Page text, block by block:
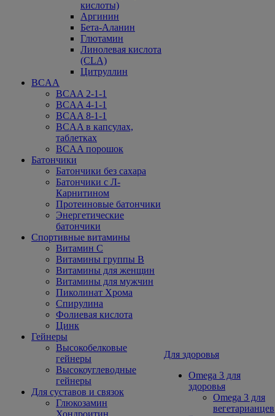
кислоты)
Аргинин
Бета-Аланин
Глютамин
Линолевая кислота
(CLA)
Цитруллин
BCAA
BCAA 2-1-1
BCAA 4-1-1
BCAA 8-1-1
BCAA в капсулах,
таблетках
BCAA порошок
Батончики
Батончики без сахара
Батончики с Л-
Карнитином
Протеиновые батончики
Энергетические
батончики
Спортивные витамины
Витамин С
Витамины группы В
Витамины для женщин
Витамины для мужчин
Пиколинат Хрома
Спирулина
Фолиевая кислота
Цинк
Гейнеры
Высокобелковые
гейнеры
Высокоуглеводные
гейнеры
Для суставов и связок
Глюкозамин
Хондроитин
Для здоровья
Omega 3 для
здоровья
Omega 3 для
вегетарианцев